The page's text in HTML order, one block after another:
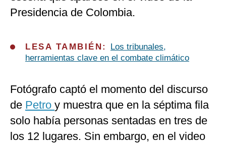
Presidencia de Colombia.
LESA TAMBIÉN:
Los tribunales,
herramientas clave en el combate climático
Fotógrafo captó el momento del discurso
de Petro y muestra que en la séptima fila
solo había personas sentadas en tres de
los 12 lugares. Sin embargo, en el video